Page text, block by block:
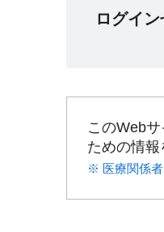
ログイ
このWebサ
ための情
※ 医療関係者